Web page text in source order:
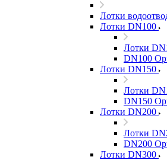
Лотки
Лотки DN100
Лотки
DN100
Лотки DN150
Лотки
DN150
Лотки DN200
Лотки
DN200
Лотки DN300